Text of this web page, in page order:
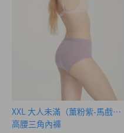
XXL 大人未滿（薰粉紫-馬戲團）
高腰三角內褲